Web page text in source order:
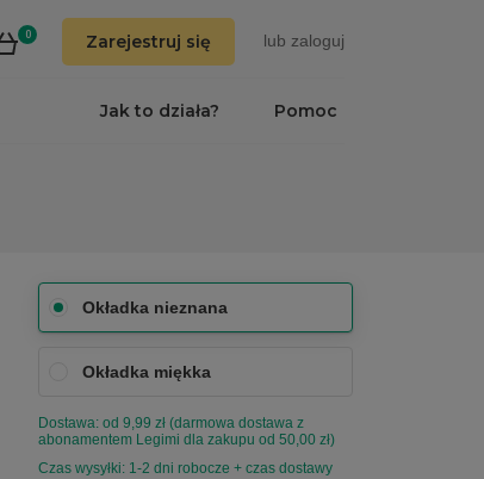
0 Zarejestruj się lub zaloguj
Pomoc
Jak to działa?
Okładka nieznana
Okładka miękka
Dostawa: od 9,99 zł (darmowa dostawa z
abonamentem Legimi dla zakupu od 50,00 zł)
Czas wysyłki: 1-2 dni robocze + czas dostawy